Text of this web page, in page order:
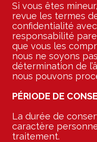
Si vous êtes
revue les termes
confidentialité
responsabilité
que vous les
nous ne soyons
détermination de
nous pouvons
PÉRIODE DE
La durée de
caractère
traitement.